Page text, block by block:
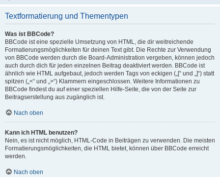
Textformatierung und Thementypen
Was ist BBCode?
BBCode ist eine spezielle Umsetzung von HTML, die dir weitreichende
Formatierungsmöglichkeiten für deinen Text gibt. Die Rechte zur Verwendung
von BBCode werden durch die Board-Administration vergeben, können jedoch
auch durch dich für jeden einzelnen Beitrag deaktiviert werden. BBCode ist
ähnlich wie HTML aufgebaut, jedoch werden Tags von eckigen („[“ und „]“) statt
spitzen („<“ und „>“) Klammern eingeschlossen. Weitere Informationen zu
BBCode findest du auf einer speziellen Hilfe-Seite, die von der Seite zur
Beitragserstellung aus zugänglich ist.
Nach oben
Kann ich HTML benutzen?
Nein, es ist nicht möglich, HTML-Code in Beiträgen zu verwenden. Die meisten
Formatierungsmöglichkeiten, die HTML bietet, können über BBCode erreicht
werden.
Nach oben